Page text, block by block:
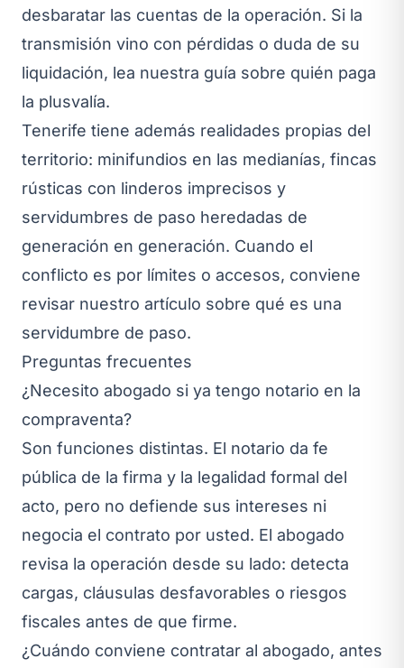
desbaratar las cuentas de la operación. Si la
transmisión vino con pérdidas o duda de su
liquidación, lea nuestra guía sobre quién paga
la plusvalía.
Tenerife tiene además realidades propias del
territorio: minifundios en las medianías, fincas
rústicas con linderos imprecisos y
servidumbres de paso heredadas de
generación en generación. Cuando el
conflicto es por límites o accesos, conviene
revisar nuestro artículo sobre qué es una
servidumbre de paso.
Preguntas frecuentes
¿Necesito abogado si ya tengo notario en la
compraventa?
Son funciones distintas. El notario da fe
pública de la firma y la legalidad formal del
acto, pero no defiende sus intereses ni
negocia el contrato por usted. El abogado
revisa la operación desde su lado: detecta
cargas, cláusulas desfavorables o riesgos
fiscales antes de que firme.
¿Cuándo conviene contratar al abogado, antes